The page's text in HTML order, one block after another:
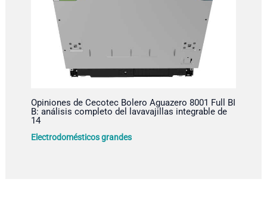
Opiniones de Cecotec Bolero Aguazero 8001 Full BI
B: análisis completo del lavavajillas integrable de
14
Electrodomésticos grandes